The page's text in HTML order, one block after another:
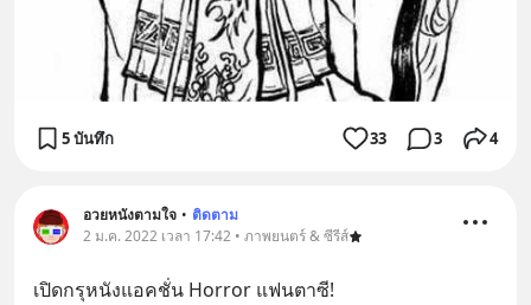
5 บันทึก 33 3 4
อวยหนังตามใจ • ติดตาม
2 ม.ค. 2022 เวลา 17:42 • ภาพยนตร์ & ซีรีส์
เปิดกรุหนังแอคชั่น Horror แฟนตาซี!